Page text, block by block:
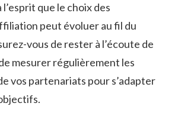
que​ le‍ choix des
peut évoluer au fil du
vous de rester à l’écoute de
mesurer régulièrement les
vos partenariats pour s’adapter‍